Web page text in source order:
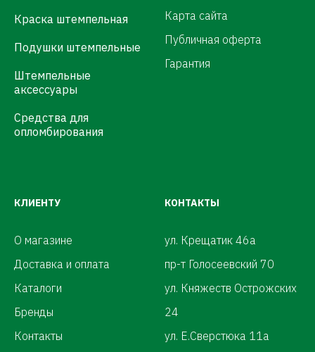
Краска штемпельная
Подушки штемпельные
Штемпельные
аксессуары
Средства для
опломбирования
Карта сайта
Публичная оферта
Гарантия
КЛИЕНТУ
О магазине
Доставка и оплата
Каталоги
Бренды
Контакты
КОНТАКТЫ
ул. Крещатик 46а
пр-т Голосеевский 70
ул. Княжеств Острожских
24
ул. Е.Сверстюка 11а